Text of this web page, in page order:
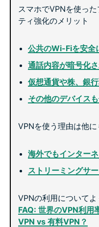
スマホでVPNを使っ
ティ強化のメリット
公共のWi-Fiを安全
通話内容が暗号化
仮想通貨や株、銀
その他のデバイス
VPNを使う理由は他に
海外でもインター
ストリーミングサ
VPNの利用について
FAQ: 世界のVPN利用
VPN vs 有料VPN？